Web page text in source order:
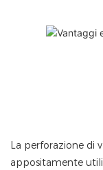
La perforazione di
appositamente